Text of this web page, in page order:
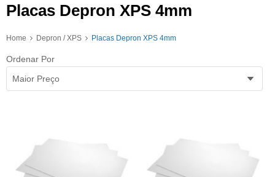
Placas Depron XPS 4mm
Home Depron / XPS Placas Depron XPS 4mm
Ordenar Por
Maior Preço